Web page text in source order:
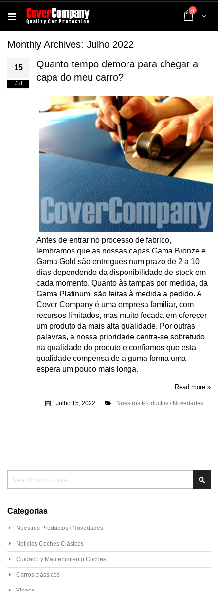
Cart
0 artigos
Monthly Archives: Julho 2022
15
Jul
Quanto tempo demora para chegar a
capa do meu carro?
Antes de entrar no processo de fabrico,
lembramos que as nossas capas Gama Bronze e
Gama Gold são entregues num prazo de 2 a 10
dias dependendo da disponibilidade de stock em
cada momento. Quanto às tampas por medida, da
Gama Platinum, são feitas à medida a pedido. A
Cover Company é uma empresa familiar, com
recursos limitados, mas muito focada em oferecer
um produto da mais alta qualidade. Por outras
palavras, a nossa prioridade centra-se sobretudo
na qualidade do produto e confiamos que esta
qualidade compensa de alguma forma uma
espera um pouco mais longa.
Read more »
Julho 15, 2022 Nuestros Productos / Novedades
Categorias
Nuestros Productos / Novedades
Noticias Coches Clásicos
Cuidado y Mantenimiento Coches
Carros clássicos